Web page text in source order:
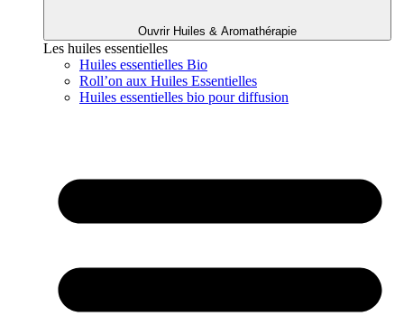
Ouvrir Huiles & Aromathérapie
Les huiles essentielles
Huiles essentielles Bio
Roll’on aux Huiles Essentielles
Huiles essentielles bio pour diffusion